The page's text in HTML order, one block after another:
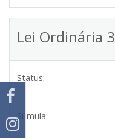
Lei Ordinária
Status:
Súmula: